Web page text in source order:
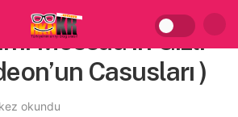
Mossad’ın Gizli
Casusları )
okundu